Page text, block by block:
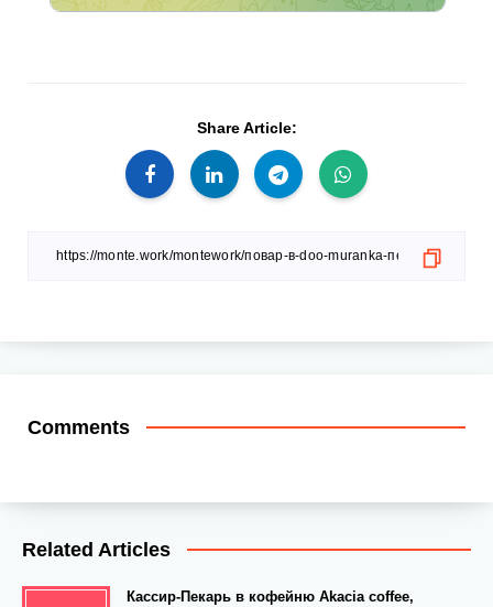
Share Article:
Comments
Related Articles
Кассир-Пекарь в кофейню Akacia coffee,